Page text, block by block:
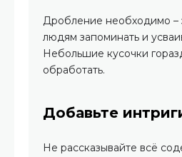
Дробление необходимо –
людям запоминать и
Небольшие кусочки
обработать.
Добавьте
Не рассказывайте всё